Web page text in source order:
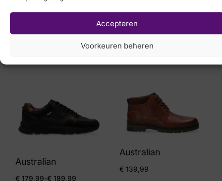
Accepteren
Voorkeuren beheren
Australian
Australian
€ 179,99-€ 189,99
Australian
€ 139,99